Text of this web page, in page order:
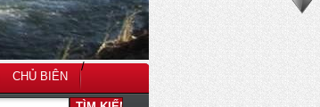
/
CHỦ BIÊN